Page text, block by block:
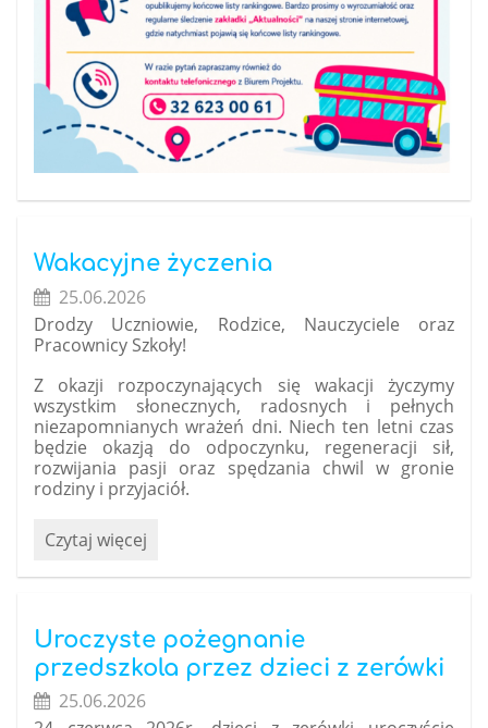
Wakacyjne życzenia
25.06.2026
Drodzy Uczniowie, Rodzice, Nauczyciele oraz
Pracownicy Szkoły!
Z okazji rozpoczynających się wakacji życzymy
wszystkim słonecznych, radosnych i pełnych
niezapomnianych wrażeń dni. Niech ten letni czas
będzie okazją do odpoczynku, regeneracji sił,
rozwijania pasji oraz spędzania chwil w gronie
rodziny i przyjaciół.
Wakacyjne
Czytaj więcej
Uroczyste pożegnanie
przedszkola przez dzieci z zerówki
25.06.2026